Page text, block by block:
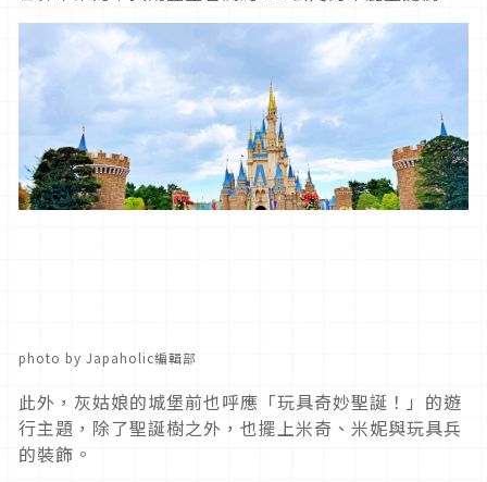
photo by Japaholic編輯部
此外，灰姑娘的城堡前也呼應「玩具奇妙聖誕！」的遊
行主題，除了聖誕樹之外，也擺上米奇、米妮與玩具兵
的裝飾。